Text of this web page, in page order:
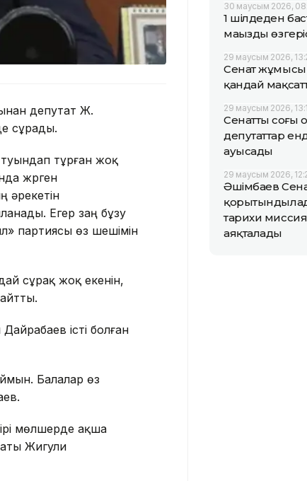
депутат Ж.
сұрады.
туындап тұрған жоқ
жүрген
әрекетін
Егер заң бұзу
партиясы өз шешімін
сұрақ жоқ екенін,
істі болған
Балалар өз
мөлшерде ақша
Жигули
30 маусым 2026,
1 шілдеден
маңызды
29 маусым 2026,
Сенат
қандай
29 маусым 2026,
Сенаттың соңғы
депутаттар
ауысады
29 маусым 2026,
Әшімбаев
тарихи
аяқталады